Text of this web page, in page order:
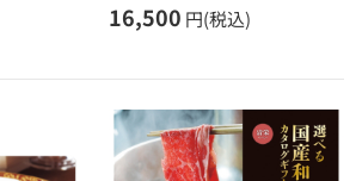
16,500 円(税込)